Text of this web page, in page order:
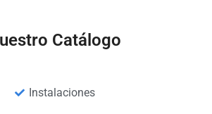
Catálogo
Instalaciones